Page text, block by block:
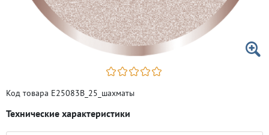
Код товара E25083B_25_шахматы
Технические характеристики